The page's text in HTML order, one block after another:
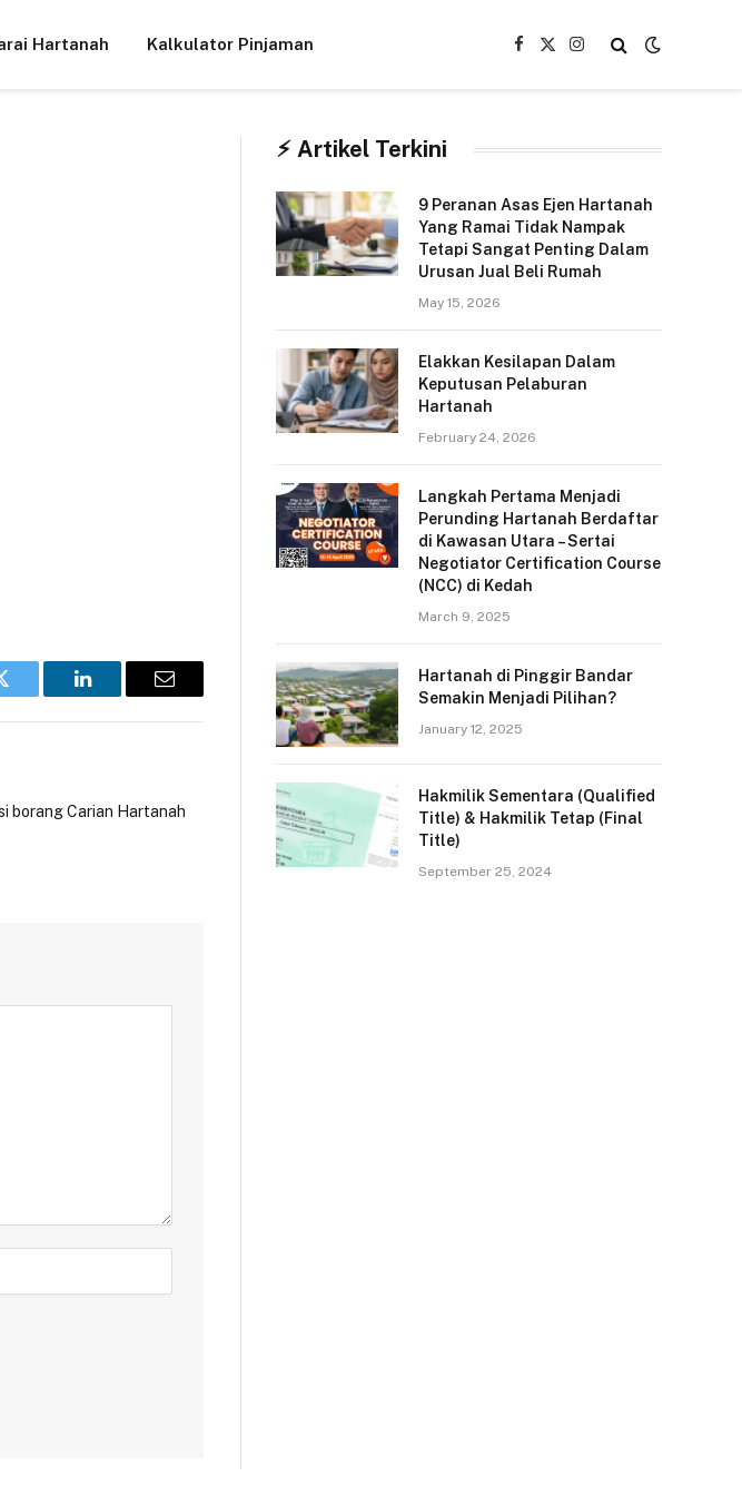
Hartanah Kalkulator Pinjaman
Facebook
X
Instagram
LinkedIn Email
borang Carian Hartanah
⚡︎ Artikel Terkini
9 Peranan Asas Ejen Hartanah
Yang Ramai Tidak Nampak
Tetapi Sangat Penting Dalam
Urusan Jual Beli Rumah
May 15, 2026
Elakkan Kesilapan Dalam
Keputusan Pelaburan
Hartanah
February 24, 2026
Langkah Pertama Menjadi
Perunding Hartanah Berdaftar
di Kawasan Utara – Sertai
Negotiator Certification Course
(NCC) di Kedah
March 9, 2025
Hartanah di Pinggir Bandar
Semakin Menjadi Pilihan?
January 12, 2025
Hakmilik Sementara (Qualified
Title) & Hakmilik Tetap (Final
Title)
September 25, 2024